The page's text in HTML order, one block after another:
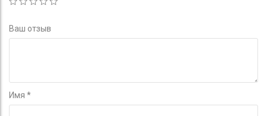
Ваш отзыв
Имя *